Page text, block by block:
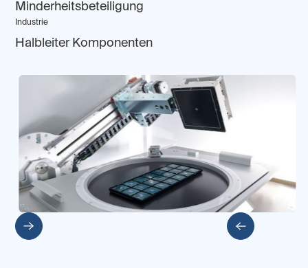
Minderheitsbeteiligung
Industrie
Halbleiter Komponenten
Slide 2 of 5.